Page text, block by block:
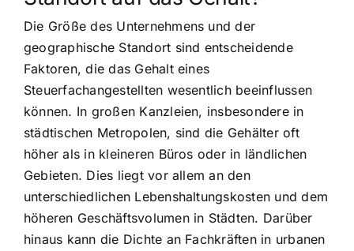
Die Größe des Unternehmens und der
geographische Standort sind entscheidende
Faktoren, die das Gehalt eines
Steuerfachangestellten wesentlich beeinflussen
können. In großen Kanzleien, insbesondere in
städtischen Metropolen, sind die Gehälter oft
höher als in kleineren Büros oder in ländlichen
Gebieten. Dies liegt vor allem an den
unterschiedlichen Lebenshaltungskosten und dem
höheren Geschäftsvolumen in Städten. Darüber
hinaus kann die Dichte an Fachkräften in urbanen